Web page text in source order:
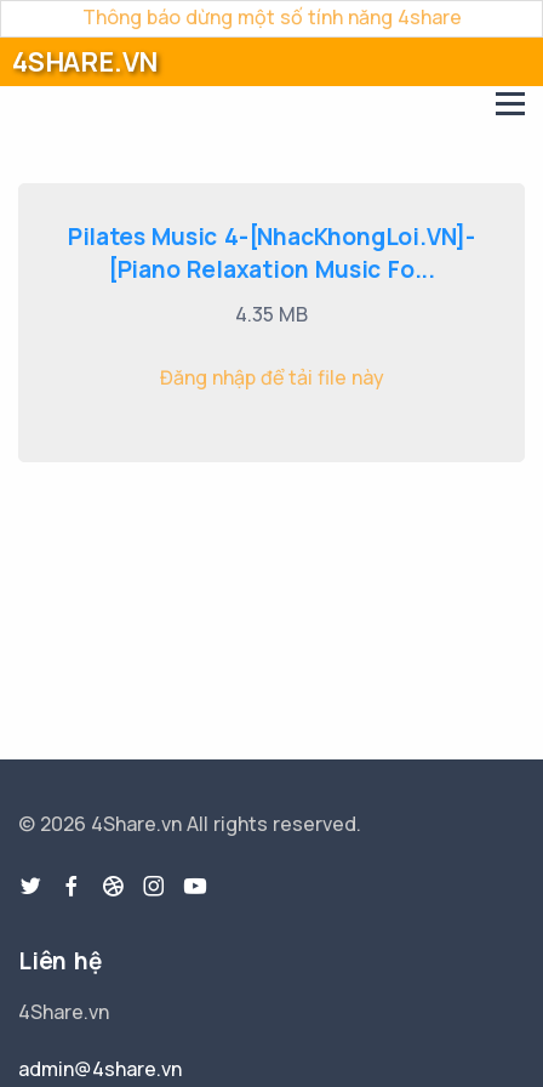
Thông báo dừng một số tính năng 4share
4SHARE.VN
Pilates Music 4-[NhacKhongLoi.VN]-
[Piano Relaxation Music Fo...
4.35 MB
Đăng nhập để tải file này
© 2026 4Share.vnAll rights reserved.
Liên hệ
4Share.vn
admin@4share.vn